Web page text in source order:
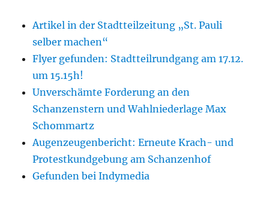
Artikel in der Stadtteilzeitung „St. Pauli
selber machen“
Flyer gefunden: Stadtteilrundgang am 17.12.
um 15.15h!
Unverschämte Forderung an den
Schanzenstern und Wahlniederlage Max
Schommartz
Augenzeugenbericht: Erneute Krach- und
Protestkundgebung am Schanzenhof
Gefunden bei Indymedia